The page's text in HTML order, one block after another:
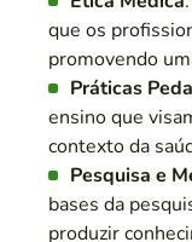
que os
promovendo
Práticas
ensino que
contexto da
Pesquisa e
bases da
produzir